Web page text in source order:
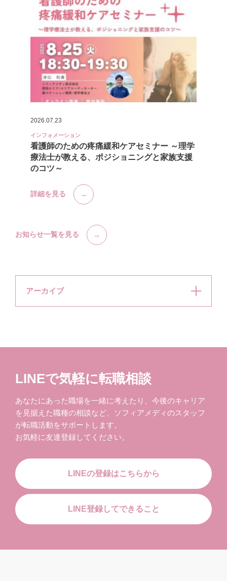
2026.07.23
インフォメーション
看護師のための疼痛緩和ケアセミナー ～理学
療法士が教える、ポジショニングと家族支援
のコツ～
詳細を見る
お知らせ一覧を見る
アーカイブ
LINEで気軽に転職相談
あなたにあった職場を一緒に考えたり、今後のキャリア
を見据えた職種の相談など、ソフィアメディのスタッフ
が転職活動をサポートします。
お気軽に友達登録してください。
LINEの登録はこちらから
LINE登録してできること